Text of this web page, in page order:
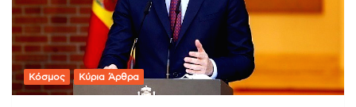
Κόσμος Κύρια Άρθρα